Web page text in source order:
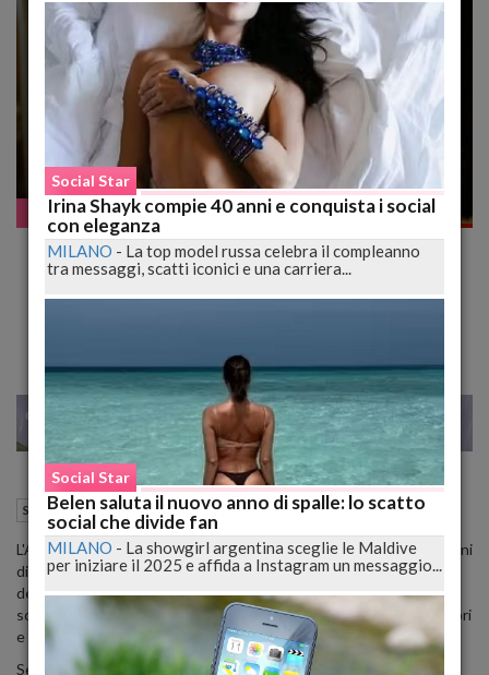
Social Star
L'Antitrust multa TikTok per 10 milioni di
euro per mancanza di controllo sui
contenuti per minori
MILANO 22 25
Social Star Roma (RM) 14 Marzo 2024 13:10
L'Autorità Antitrust ha emesso una sanzione pecuniaria di 10 milioni
di euro nei confronti di TikTok, rilevando una carenza nei controlli
della società sui contenuti che circolano sulla piattaforma,
soprattutto quelli che potrebbero minacciare la sicurezza dei minori
e delle persone vulnerabili.
Secondo quanto dichiarato in un comunicato, la piattaforma
Social Star
Irina Shayk compie 40 anni e conquista i social
con eleganza
MILANO - La top model russa celebra il compleanno
tra messaggi, scatti iconici e una carriera...
Social Star
Belen saluta il nuovo anno di spalle: lo scatto
social che divide fan
MILANO - La showgirl argentina sceglie le Maldive
per iniziare il 2025 e affida a Instagram un messaggio...